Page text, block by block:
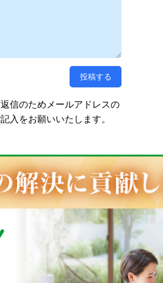
信のためメールアドレスの
入をお願いいたします。